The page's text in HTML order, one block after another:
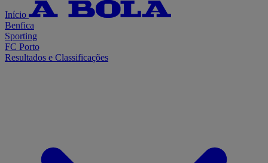
Início
Benfica
Sporting
FC Porto
Resultados e Classificações